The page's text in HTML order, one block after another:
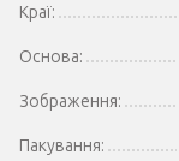
Краї:
Основа:
Зображення:
Пакування: